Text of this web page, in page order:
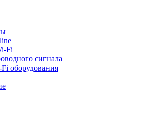
Fi
сигнала
оборудования